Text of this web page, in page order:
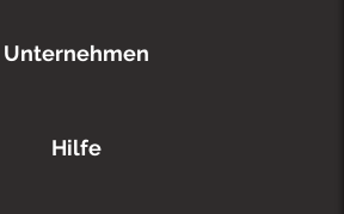
Unternehmen
Hilfe